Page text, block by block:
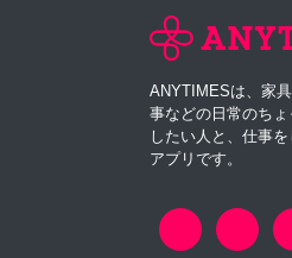
ANYTIMESは、家
事などの日常のち
したい人と、仕事
アプリです。